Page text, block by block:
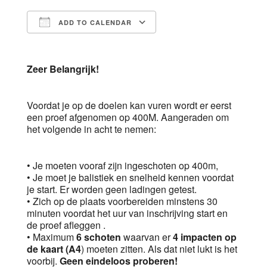
ADD TO CALENDAR
Zeer Belangrijk!
Voordat je op de doelen kan vuren wordt er eerst
een proef afgenomen op 400M. Aangeraden om
het volgende in acht te nemen:
• Je moeten vooraf zijn ingeschoten op 400m,
• Je moet je balistiek en snelheid kennen voordat
je start. Er worden geen ladingen getest.
• Zich op de plaats voorbereiden minstens 30
minuten voordat het uur van inschrijving start en
de proef afleggen .
• Maximum6 schoten waarvan er4 impacten op
de kaart (A4) moeten zitten. Als dat niet lukt is het
voorbij. Geen eindeloos proberen!